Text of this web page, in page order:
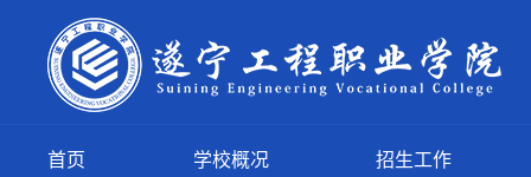
首页 学校概况 招生工作